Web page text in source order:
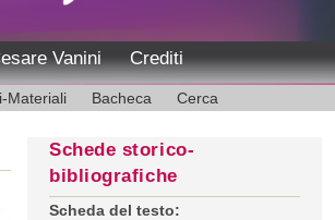
Vanini Crediti
Materiali Bacheca Cerca
Schede storico-
bibliografiche
Scheda del testo: